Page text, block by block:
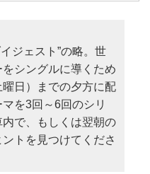
れでもピンばかり狙わず
スしたときのことを考え
きしない保険をかけてい
の確率も、ミスしたとき
ずっと大きいアマチュア
マネジメントを意識すべ
澤信雄プロ。今週の通勤
ジェスト”の略。世
シングルに導くため
日）までの夕方に配
を3回～6回のシリ
で、もしくは翌朝の
トを見つけてくださ